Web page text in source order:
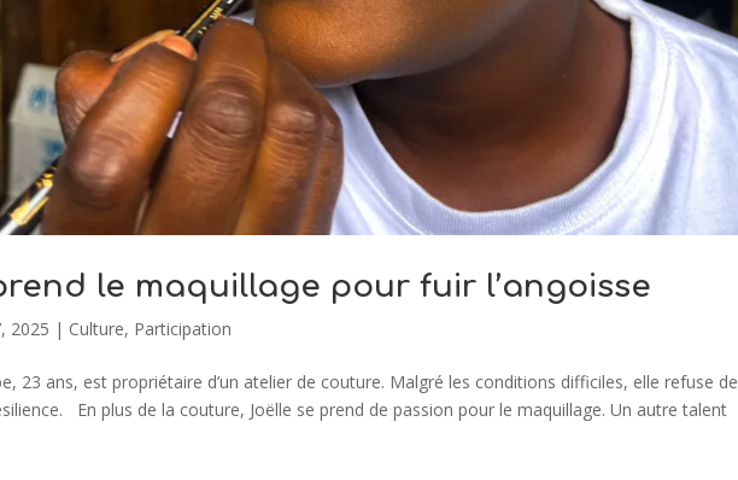
le maquillage pour fuir l’angoisse
2025 | Culture, Participation
23 ans, est propriétaire d’un atelier de couture. Malgré les conditions difficiles, elle refuse de
En plus de la couture, Joëlle se prend de passion pour le maquillage. Un autre talent